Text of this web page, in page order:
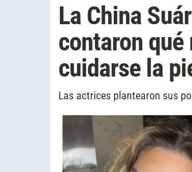
La China
contaron
cuidarse la
Las actrices plantearon sus